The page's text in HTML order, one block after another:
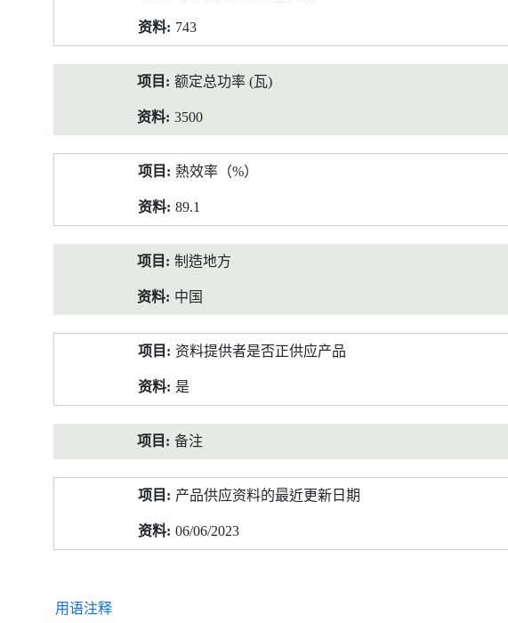
743
额定总功率 (瓦)
3500
熱效率（%）
89.1
制造地方
中国
资料提供者是否正供应产品
是
备注
产品供应资料的最近更新日期
06/06/2023
用语注释